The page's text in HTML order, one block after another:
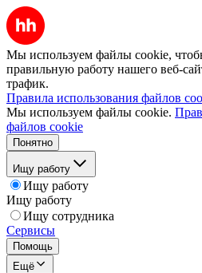
Мы используем файлы cookie,
правильную работу нашего веб-
трафик.
Правила использования файлов
Мы используем файлы cookie.
файлов cookie
Понятно
Ищу работу
Ищу работу
Ищу работу
Ищу сотрудника
Сервисы
Помощь
Ещё